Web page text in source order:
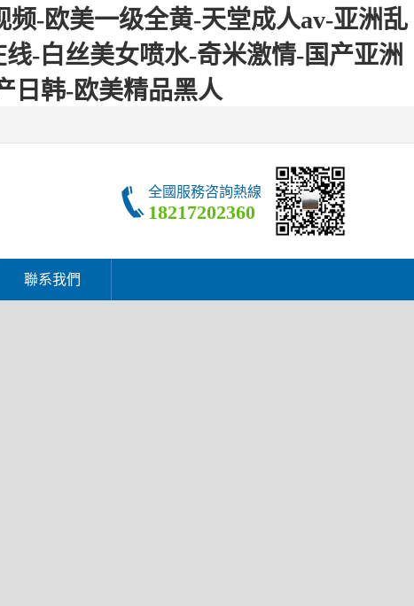
-欧美一级全黄-天堂成人av-亚洲乱
-白丝美女喷水-奇米激情-国产亚洲
日韩-欧美精品黑人
全國服務咨詢熱線
18217202360
聯系我們